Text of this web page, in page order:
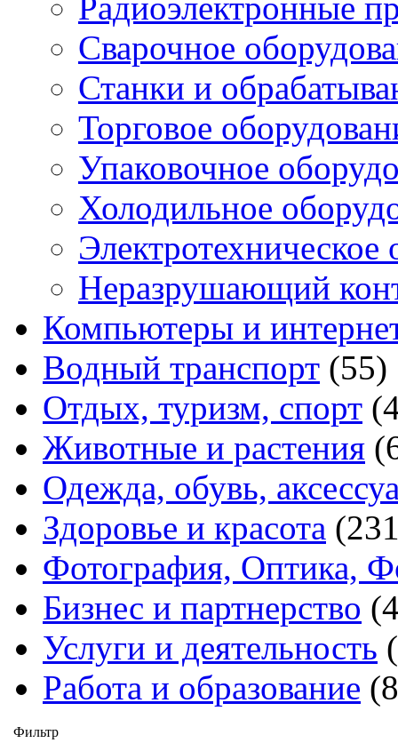
Радиоэлектронные
Сварочное
Станки и
Торговое
Упаковочное
Холодильное
Электротехническое
Неразрушающий
Компьютеры и
Водный транспорт (55)
Отдых, туризм, спорт
Животные и растения
Одежда, обувь,
Здоровье и красота
Фотография, Оптика,
Бизнес и партнерство
Услуги и деятельность
Работа и образование
Фильтр